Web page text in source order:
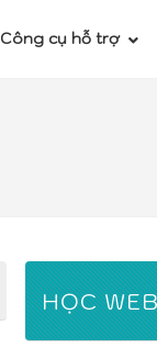
Công cụ hỗ trợ
HỌC